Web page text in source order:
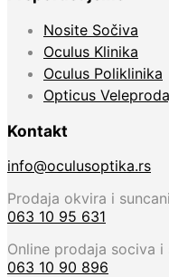
Nosite Sočiva
Oculus Klinika
Oculus Poliklinika
Opticus
Kontakt
info@oculusoptika.rs
Prodaja okvira i
063 10 95 631
Online prodaja sociva
063 10 90 896